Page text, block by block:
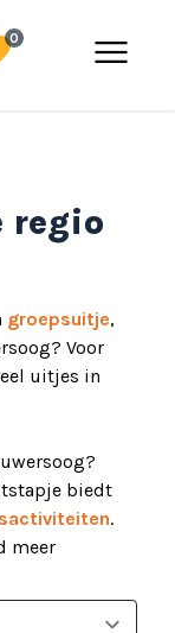
menu
0
regio
groepsuitje,
Voor
uitjes in
biedt
.
meer